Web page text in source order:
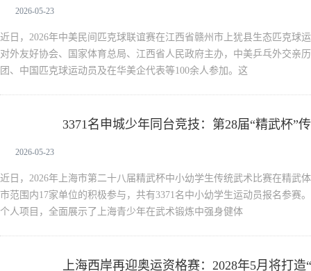
2026-05-23
近日，2026年中美民间匹克球联谊赛在江西省赣州市上犹县生态匹克球
对外友好协会、国家体育总局、江西省人民政府主办，中美乒乓外交亲
团、中国匹克球运动员及在华美企代表等100余人参加。这
3371名申城少年同台竞技：第28届“精武杯”
2026-05-23
近日，2026年上海市第二十八届精武杯中小幼学生传统武术比赛在精武
市范围内17家单位的积极参与，共有3371名中小幼学生运动员报名参赛
个人项目，全面展示了上海青少年在武术锻炼中强身健体
上海西岸再迎奥运资格赛：2028年5月将打造